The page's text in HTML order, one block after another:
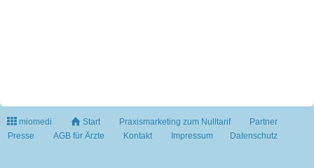
miomedi Start Praxismarketing zum Nulltarif
Partner
Presse
AGB für Ärzte Kontakt Impressum Datenschutz